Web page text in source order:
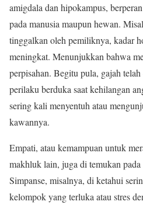
amigdala dan hipokampus,
pada manusia maupun hewan.
tinggalkan oleh pemiliknya, kadar
meningkat. Menunjukkan bahwa
perpisahan. Begitu pula, gajah
perilaku berduka saat kehilangan
sering kali menyentuh atau
kawannya.
Empati, atau kemampuan untuk
makhluk lain, juga di temukan pada
Simpanse, misalnya, di ketahui
kelompok yang terluka atau stres